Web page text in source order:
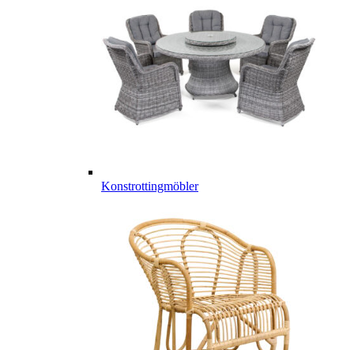
Konstrottingmöbler